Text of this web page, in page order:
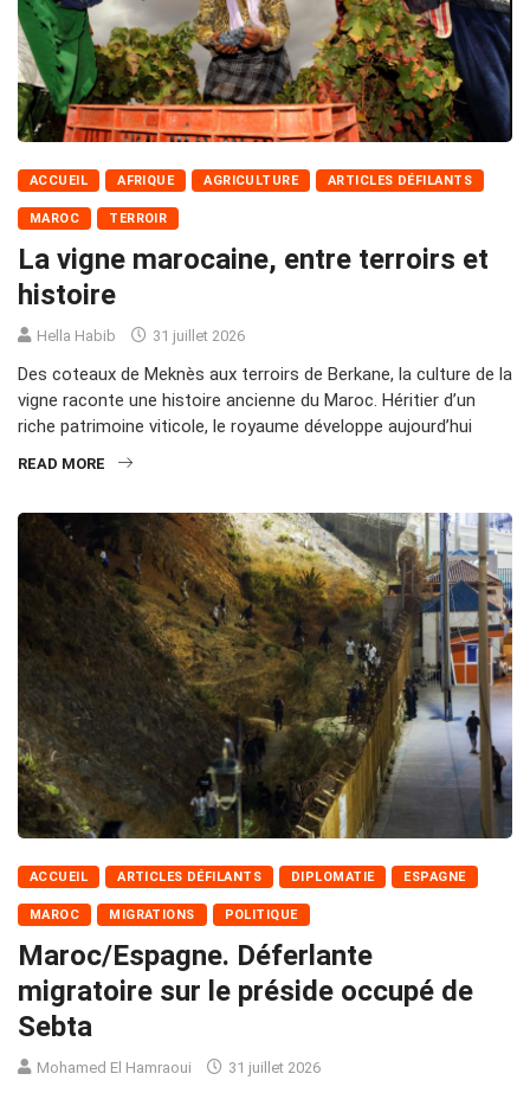
ACCUEIL AFRIQUE AGRICULTURE ARTICLES DÉFILANTS
MAROC TERROIR
La vigne marocaine, entre terroirs et
histoire
Hella Habib 31 juillet 2026
Des coteaux de Meknès aux terroirs de Berkane, la culture de la
vigne raconte une histoire ancienne du Maroc. Héritier d’un
riche patrimoine viticole, le royaume développe aujourd’hui
READ MORE
ACCUEIL ARTICLES DÉFILANTS DIPLOMATIE ESPAGNE
MAROC MIGRATIONS POLITIQUE
Maroc/Espagne. Déferlante
migratoire sur le préside occupé de
Sebta
Mohamed El Hamraoui 31 juillet 2026